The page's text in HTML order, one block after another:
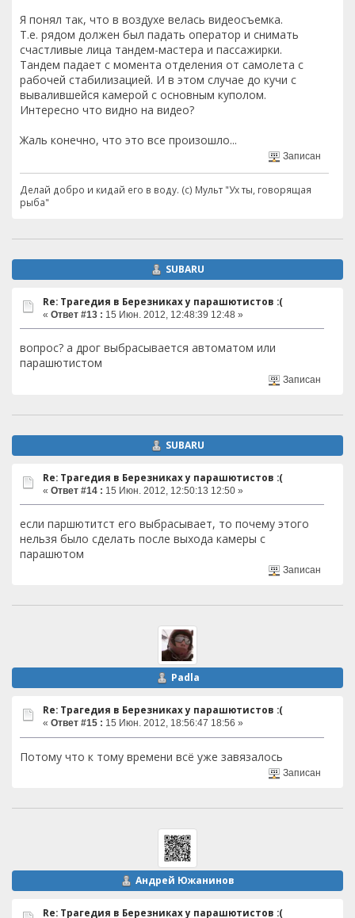
Я понял так, что в воздухе велась видеосъемка.
Т.е. рядом должен был падать оператор и снимать
счастливые лица тандем-мастера и пассажирки.
Тандем падает с момента отделения от самолета с
рабочей стабилизацией. И в этом случае до кучи с
вывалившейся камерой с основным куполом.
Интересно что видно на видео?
Жаль конечно, что это все произошло...
Записан
Делай добро и кидай его в воду. (с) Мульт "Ух ты, говорящая
рыба"
SUBARU
Re: Трагедия в Березниках у парашютистов :(
« Ответ #13 : 15 Июн. 2012, 12:48:39 12:48 »
вопрос? а дрог выбрасывается автоматом или
парашютистом
Записан
SUBARU
Re: Трагедия в Березниках у парашютистов :(
« Ответ #14 : 15 Июн. 2012, 12:50:13 12:50 »
если паршютитст его выбрасывает, то почему этого
нельзя было сделать после выхода камеры с
парашютом
Записан
Padla
Re: Трагедия в Березниках у парашютистов :(
« Ответ #15 : 15 Июн. 2012, 18:56:47 18:56 »
Потому что к тому времени всё уже завязалось
Записан
Андрей Южанинов
Re: Трагедия в Березниках у парашютистов :(